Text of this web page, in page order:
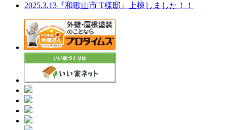
2025.3.13 『和歌山市 T様邸』上棟しました！！